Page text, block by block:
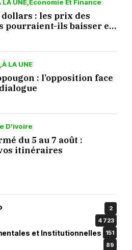
LA UNE Economie Et Finance
dollars : les prix des
pourraient-ils baisser en
À LA UNE
: l’opposition face
D’ivoire
du 5 au 7 août :
itinéraires
2
4 723
et Institutionnelles 151
89